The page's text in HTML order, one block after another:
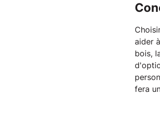
aider
bois,
fera